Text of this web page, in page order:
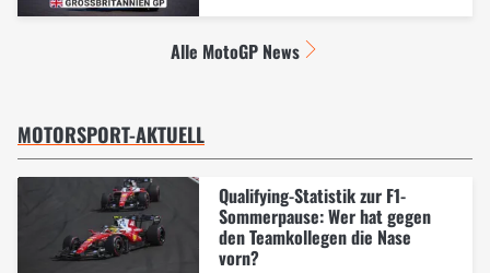
Alle MotoGP News
MOTORSPORT-AKTUELL
Qualifying-Statistik zur F1-
Sommerpause: Wer hat gegen
den Teamkollegen die Nase
vorn?